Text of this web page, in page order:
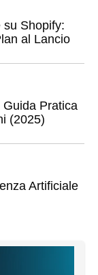
su Shopify:
al Lancio
Pratica
(2025)
Artificiale